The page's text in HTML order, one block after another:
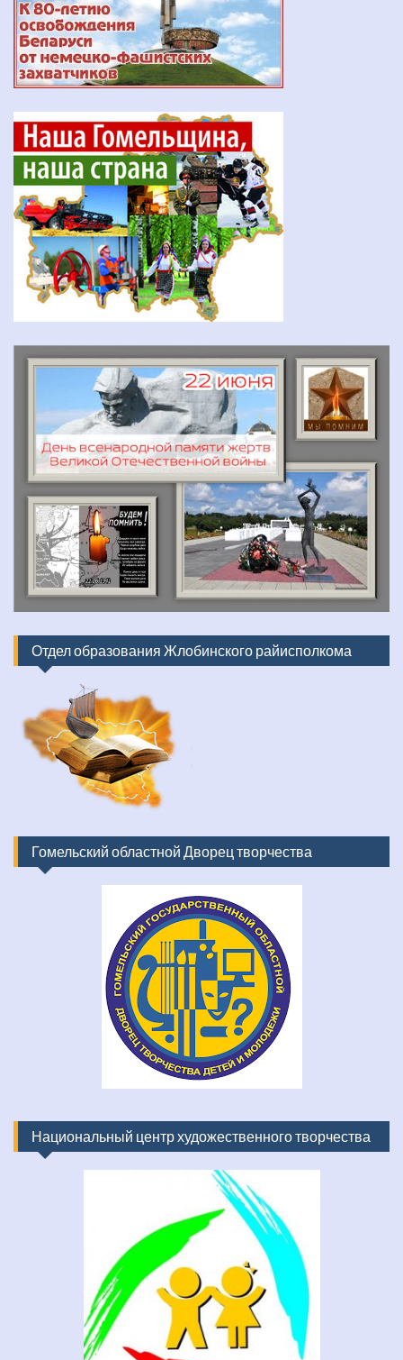
Отдел образования Жлобинского райисполкома
Гомельский областной Дворец творчества
Национальный центр художественного творчества